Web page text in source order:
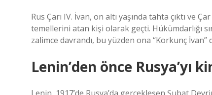
Rus Çarı IV. İvan, on altı yaşında tahta çıktı ve
temellerini atan kişi olarak geçti. Hükümdarlığı
zalimce davrandı, bu yüzden ona “Korkunç İvan”
Lenin’den önce Rusya’yı